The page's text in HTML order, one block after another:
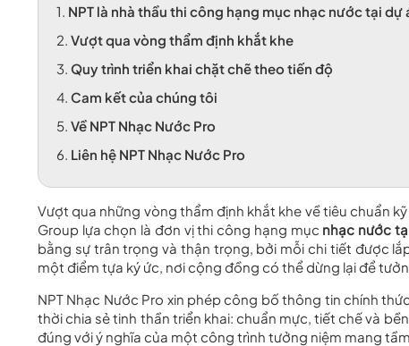
1. NPT là nhà thầu thi công hạng mục nhạc nước tại dự
2. Vượt qua vòng thẩm định khắt khe
3. Quy trình triển khai chặt chẽ theo tiến độ
4. Cam kết của chúng tôi
5. Về NPT Nhạc Nước Pro
6. Liên hệ NPT Nhạc Nước Pro
Vượt qua những vòng thẩm định khắt khe về tiêu chuẩn
Group lựa chọn là đơn vị thi công hạng mục nhạc nước
bằng sự trân trọng và thận trọng, bởi mỗi chi tiết được
một điểm tựa ký ức, nơi cộng đồng có thể dừng lại để
NPT Nhạc Nước Pro xin phép công bố thông tin chính
thời chia sẻ tinh thần triển khai: chuẩn mực, tiết chế và
đúng với ý nghĩa của một công trình tưởng niệm mang